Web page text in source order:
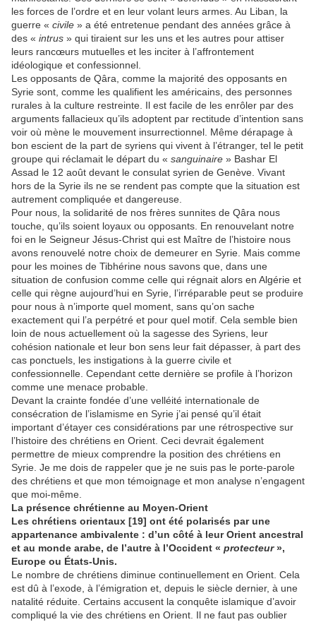
les forces de l’ordre et en leur volant leurs armes. Au Liban, la
guerre « civile » a été entretenue pendant des années grâce à
des « intrus » qui tiraient sur les uns et les autres pour attiser
leurs rancœurs mutuelles et les inciter à l’affrontement
idéologique et confessionnel.
Les opposants de Qâra, comme la majorité des opposants en
Syrie sont, comme les qualifient les américains, des personnes
rurales à la culture restreinte. Il est facile de les enrôler par des
arguments fallacieux qu’ils adoptent par rectitude d’intention sans
voir où mène le mouvement insurrectionnel. Même dérapage à
bon escient de la part de syriens qui vivent à l’étranger, tel le petit
groupe qui réclamait le départ du « sanguinaire » Bashar El
Assad le 12 août devant le consulat syrien de Genève. Vivant
hors de la Syrie ils ne se rendent pas compte que la situation est
autrement compliquée et dangereuse.
Pour nous, la solidarité de nos frères sunnites de Qâra nous
touche, qu’ils soient loyaux ou opposants. En renouvelant notre
foi en le Seigneur Jésus-Christ qui est Maître de l’histoire nous
avons renouvelé notre choix de demeurer en Syrie. Mais comme
pour les moines de Tibhérine nous savons que, dans une
situation de confusion comme celle qui régnait alors en Algérie et
celle qui règne aujourd’hui en Syrie, l’irréparable peut se produire
pour nous à n’importe quel moment, sans qu’on sache
exactement qui l’a perpétré et pour quel motif. Cela semble bien
loin de nous actuellement où la sagesse des Syriens, leur
cohésion nationale et leur bon sens leur fait dépasser, à part des
cas ponctuels, les instigations à la guerre civile et
confessionnelle. Cependant cette dernière se profile à l’horizon
comme une menace probable.
Devant la crainte fondée d’une velléité internationale de
consécration de l’islamisme en Syrie j’ai pensé qu’il était
important d’étayer ces considérations par une rétrospective sur
l’histoire des chrétiens en Orient. Ceci devrait également
permettre de mieux comprendre la position des chrétiens en
Syrie. Je me dois de rappeler que je ne suis pas le porte-parole
des chrétiens et que mon témoignage et mon analyse n’engagent
que moi-même.
La présence chrétienne au Moyen-Orient
Les chrétiens orientaux [19] ont été polarisés par une
appartenance ambivalente : d’un côté à leur Orient ancestral
et au monde arabe, de l’autre à l’Occident « protecteur»,
Europe ou États-Unis.
Le nombre de chrétiens diminue continuellement en Orient. Cela
est dû à l’exode, à l’émigration et, depuis le siècle dernier, à une
natalité réduite. Certains accusent la conquête islamique d’avoir
compliqué la vie des chrétiens en Orient. Il ne faut pas oublier